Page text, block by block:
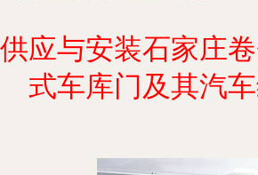
供应与安装石家庄
式车库门及其汽